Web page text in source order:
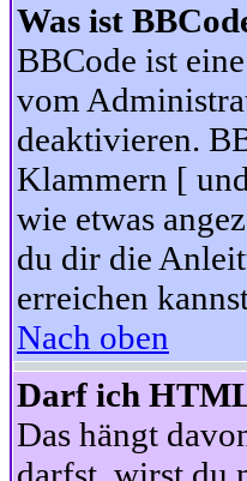
Was ist
BBCode ist
vom
deaktivieren.
Klammern [
wie etwas
du dir die
erreichen
Nach oben
Darf ich
Das hängt